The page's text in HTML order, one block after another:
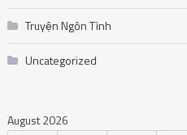
Truyện Ngôn Tình
Uncategorized
August 2026